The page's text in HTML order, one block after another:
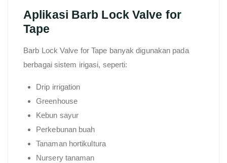
Aplikasi Barb Lock Valve for
Tape
Barb Lock Valve for Tape banyak digunakan pada
berbagai sistem irigasi, seperti:
Drip irrigation
Greenhouse
Kebun sayur
Perkebunan buah
Tanaman hortikultura
Nursery tanaman